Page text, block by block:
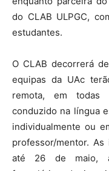
do CLAB ULPGC,
estudantes.
O CLAB decorrerá
equipas da UAc
remota, em todas
conduzido na língua
individualmente ou
professor/mentor.
até 26 de maio,